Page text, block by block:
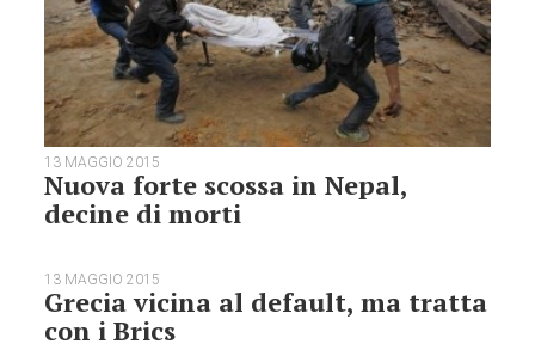
13 MAGGIO 2015
Nuova forte scossa in Nepal,
decine di morti
13 MAGGIO 2015
Grecia vicina al default, ma tratta
con i Brics